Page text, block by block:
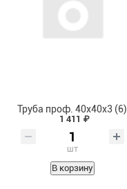
Труба проф. 40х40х3 (6)
1 411 ₽
шт
В корзину